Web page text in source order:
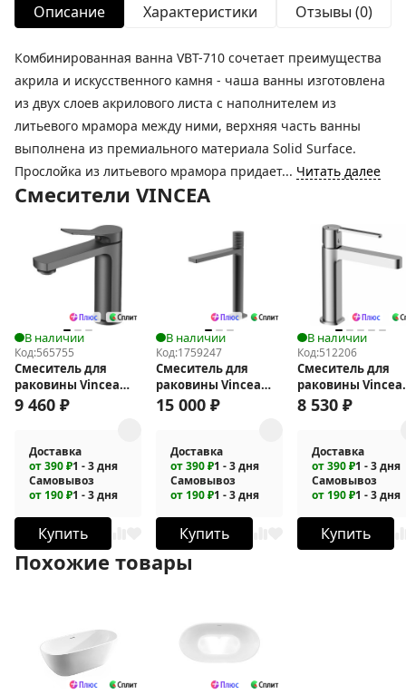
Описание Характеристики Отзывы (0)
Комбинированная ванна VBT-710 сочетает преимущества
акрила и искусственного камня - чаша ванны изготовлена
из двух слоев акрилового листа с наполнителем из
литьевого мрамора между ними, верхняя часть ванны
выполнена из премиального материала Solid Surface.
Прослойка из литьевого мрамора придает... Читать далее
Смесители VINCEA
В наличии
Код:565755
Смеситель для
раковины Vincea
Arco VBF-4AR01GM
9 460 ₽
Доставка
от 390 ₽1 - 3 дня
Самовывоз
от 190 ₽1 - 3 дня
Купить
В наличии
Код:1759247
Смеситель для
раковины Vincea
Domus VBF-
15 000 ₽
Доставка
от 390 ₽1 - 3 дня
Самовывоз
от 190 ₽1 - 3 дня
Купить
В наличии
Код:512206
Смеситель для
раковины Vincea
Rondo VBF-1R1CH
8 530 ₽
Доставка
от 390 ₽1 - 3 дня
Самовывоз
от 190 ₽1 - 3 дня
Купить
Похожие товары